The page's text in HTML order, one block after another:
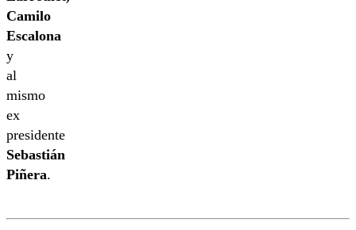
Camilo
Escalona
y
al
mismo
ex
presidente
Sebastián
Piñera.